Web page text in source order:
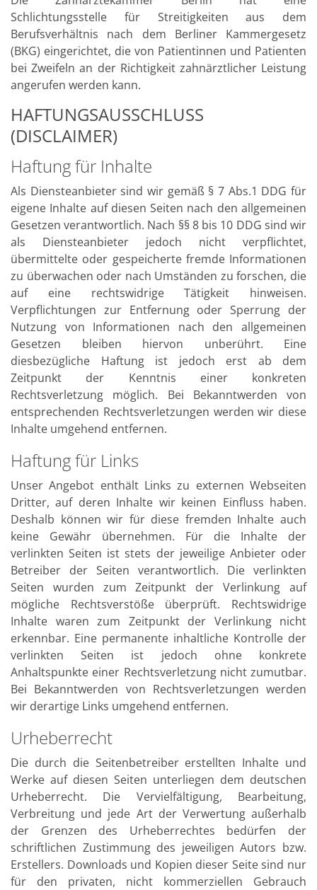
Schlichtungsstelle für Streitigkeiten aus dem
Berufsverhältnis nach dem Berliner Kammergesetz
(BKG) eingerichtet, die von Patientinnen und Patienten
bei Zweifeln an der Richtigkeit zahnärztlicher Leistung
angerufen werden kann.
HAFTUNGSAUSSCHLUSS
(DISCLAIMER)
Haftung für Inhalte
Als Diensteanbieter sind wir gemäß § 7 Abs.1 DDG für
eigene Inhalte auf diesen Seiten nach den allgemeinen
Gesetzen verantwortlich. Nach §§ 8 bis 10 DDG sind wir
als Diensteanbieter jedoch nicht verpflichtet,
übermittelte oder gespeicherte fremde Informationen
zu überwachen oder nach Umständen zu forschen, die
auf eine rechtswidrige Tätigkeit hinweisen.
Verpflichtungen zur Entfernung oder Sperrung der
Nutzung von Informationen nach den allgemeinen
Gesetzen bleiben hiervon unberührt. Eine
diesbezügliche Haftung ist jedoch erst ab dem
Zeitpunkt der Kenntnis einer konkreten
Rechtsverletzung möglich. Bei Bekanntwerden von
entsprechenden Rechtsverletzungen werden wir diese
Inhalte umgehend entfernen.
Haftung für Links
Unser Angebot enthält Links zu externen Webseiten
Dritter, auf deren Inhalte wir keinen Einfluss haben.
Deshalb können wir für diese fremden Inhalte auch
keine Gewähr übernehmen. Für die Inhalte der
verlinkten Seiten ist stets der jeweilige Anbieter oder
Betreiber der Seiten verantwortlich. Die verlinkten
Seiten wurden zum Zeitpunkt der Verlinkung auf
mögliche Rechtsverstöße überprüft. Rechtswidrige
Inhalte waren zum Zeitpunkt der Verlinkung nicht
erkennbar. Eine permanente inhaltliche Kontrolle der
verlinkten Seiten ist jedoch ohne konkrete
Anhaltspunkte einer Rechtsverletzung nicht zumutbar.
Bei Bekanntwerden von Rechtsverletzungen werden
wir derartige Links umgehend entfernen.
Urheberrecht
Die durch die Seitenbetreiber erstellten Inhalte und
Werke auf diesen Seiten unterliegen dem deutschen
Urheberrecht. Die Vervielfältigung, Bearbeitung,
Verbreitung und jede Art der Verwertung außerhalb
der Grenzen des Urheberrechtes bedürfen der
schriftlichen Zustimmung des jeweiligen Autors bzw.
Erstellers. Downloads und Kopien dieser Seite sind nur
für den privaten, nicht kommerziellen Gebrauch